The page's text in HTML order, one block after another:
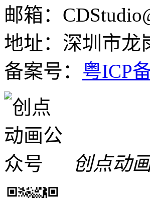
邮箱：
地址：深圳市龙
备案号： 粤ICP
创点动